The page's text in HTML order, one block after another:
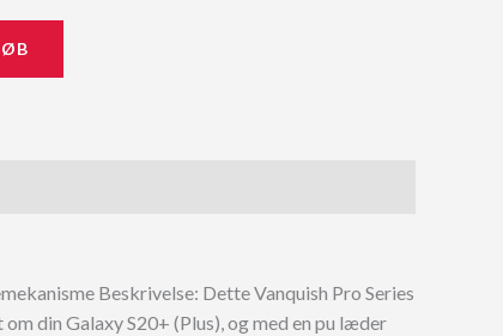
Beskrivelse: Dette Vanquish Pro Series
din Galaxy S20+ (Plus), og med en pu læder